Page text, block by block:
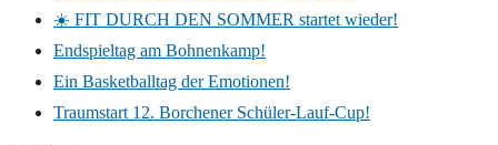
☀️ FIT DURCH DEN SOMMER startet wieder!
Endspieltag am Bohnenkamp!
Ein Basketballtag der Emotionen!
Traumstart 12. Borchener Schüler-Lauf-Cup!